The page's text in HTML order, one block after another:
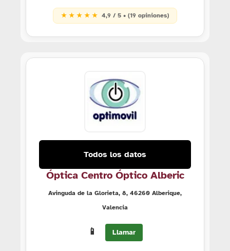
★ ★ ★ ★ ★ 4,9 / 5 • (19 opiniones)
Todos los datos
Óptica Centro Óptico Alberic
Avinguda de la Glorieta, 8, 46260 Alberique,
Valencia
📱 Llamar